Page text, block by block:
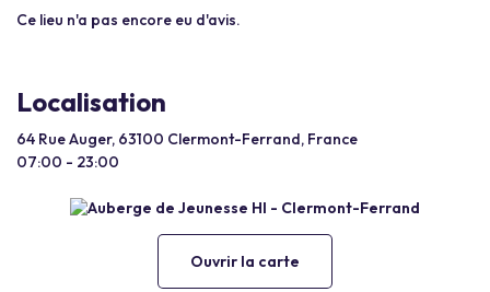
Ce lieu n'a pas encore eu d'avis.
Localisation
64 Rue Auger, 63100 Clermont-Ferrand, France
07:00 - 23:00
Ouvrir la carte